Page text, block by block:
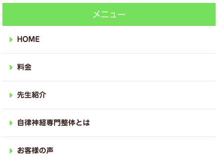
メニュー
HOME
料金
先生紹介
自律神経専門整体とは
お客様の声